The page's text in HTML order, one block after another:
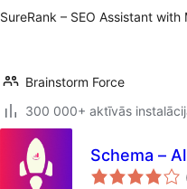
SureRank – SEO Assistant
Brainstorm Force
300 000+ aktīvās
Schema –